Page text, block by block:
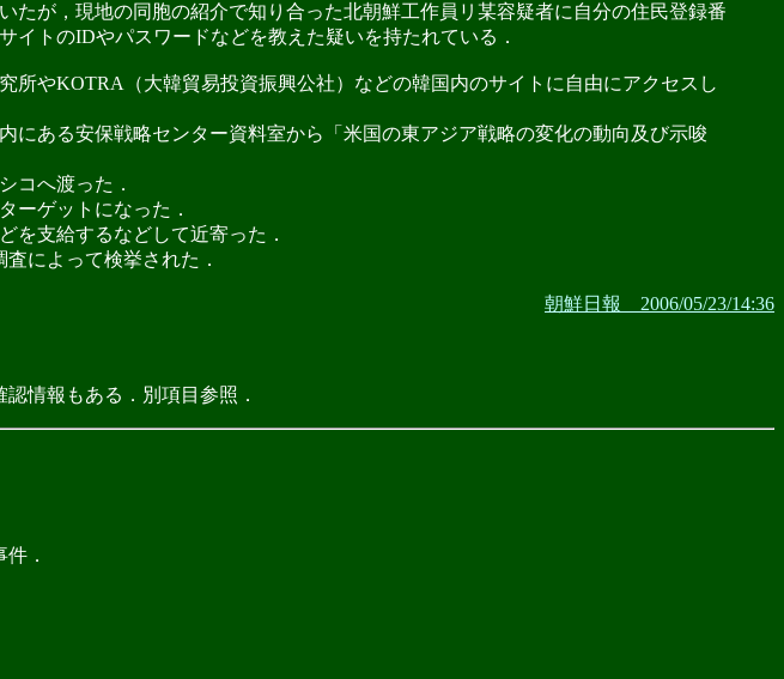
が，現地の同胞の紹介で知り合った北朝鮮工作員リ某容疑者に自分の住民登録番
トのIDやパスワードなどを教えた疑いを持たれている．
やKOTRA（大韓貿易投資振興公社）などの韓国内のサイトに自由にアクセスし
ある安保戦略センター資料室から「米国の東アジア戦略の変化の動向及び示唆
コへ渡った．
ーゲットになった．
支給するなどして近寄った．
によって検挙された．
朝鮮日報 2006/05/23/14:36
情報もある．別項目参照．
．